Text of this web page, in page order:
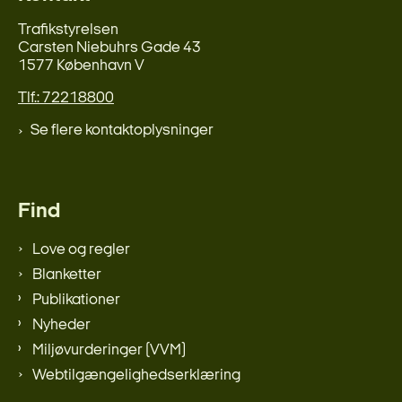
Trafikstyrelsen
Carsten Niebuhrs Gade 43
1577 København V
Tlf.: 72218800
Se flere kontaktoplysninger
Find
Love og regler
Blanketter
Publikationer
Nyheder
Miljøvurderinger (VVM)
Webtilgængelighedserklæring